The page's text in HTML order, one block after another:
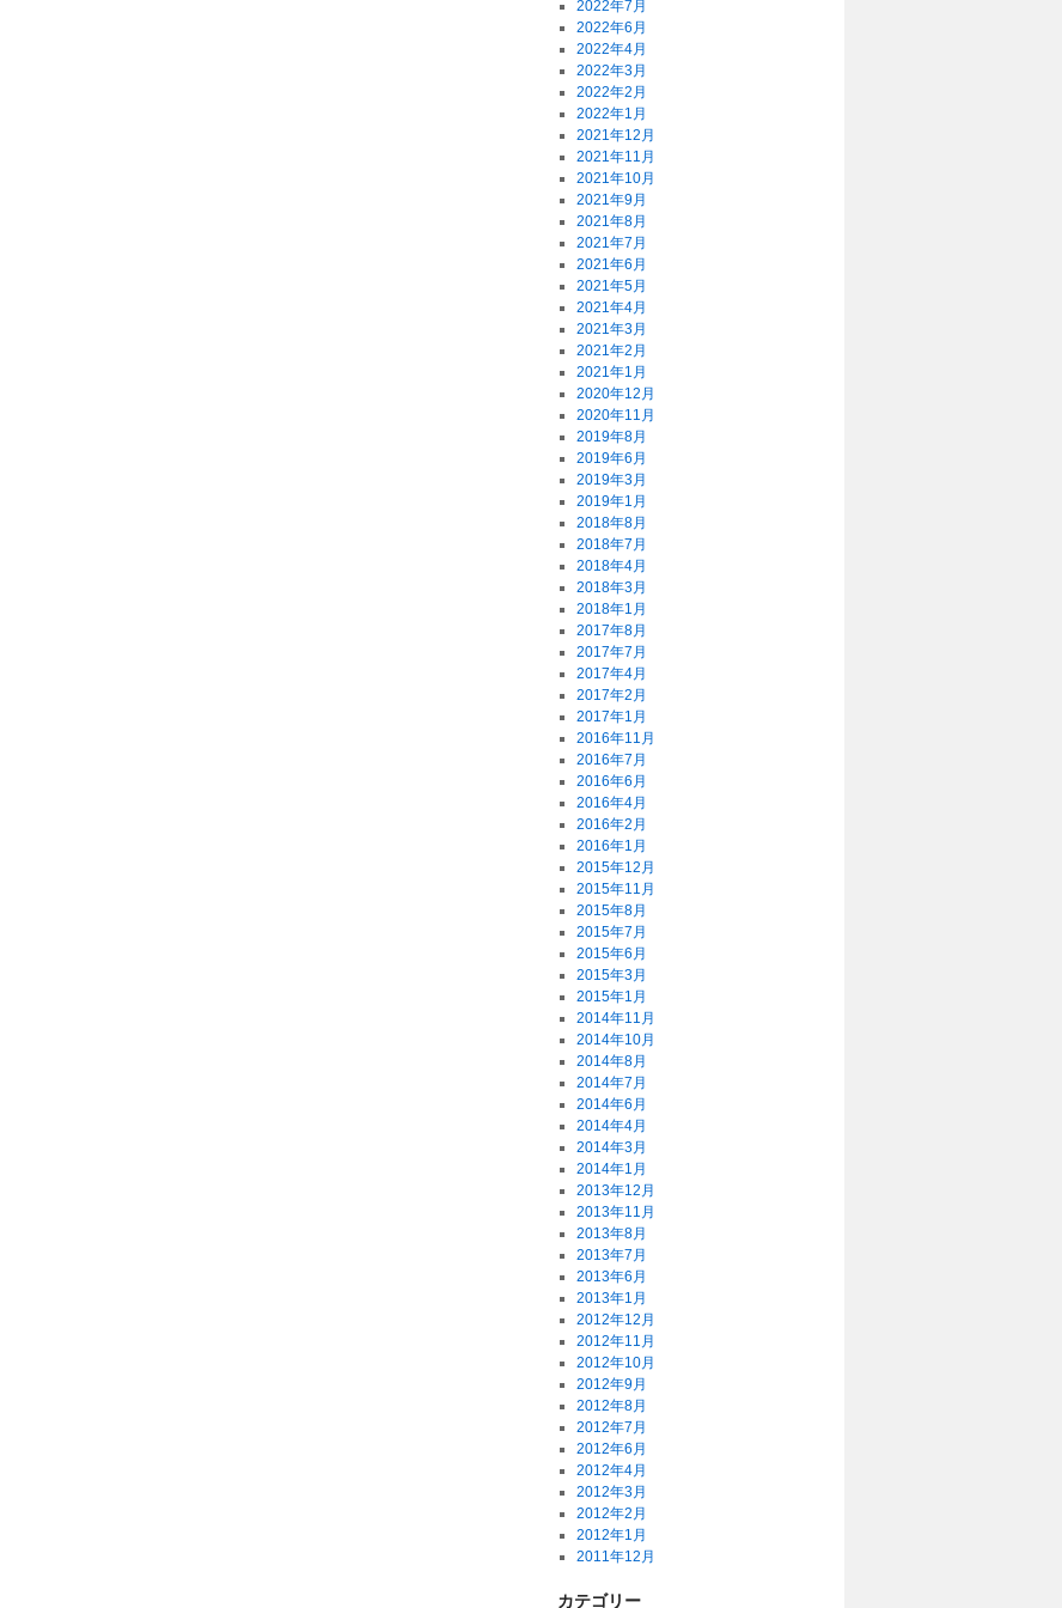
2022年7月
2022年6月
2022年4月
2022年3月
2022年2月
2022年1月
2021年12月
2021年11月
2021年10月
2021年9月
2021年8月
2021年7月
2021年6月
2021年5月
2021年4月
2021年3月
2021年2月
2021年1月
2020年12月
2020年11月
2019年8月
2019年6月
2019年3月
2019年1月
2018年8月
2018年7月
2018年4月
2018年3月
2018年1月
2017年8月
2017年7月
2017年4月
2017年2月
2017年1月
2016年11月
2016年7月
2016年6月
2016年4月
2016年2月
2016年1月
2015年12月
2015年11月
2015年8月
2015年7月
2015年6月
2015年3月
2015年1月
2014年11月
2014年10月
2014年8月
2014年7月
2014年6月
2014年4月
2014年3月
2014年1月
2013年12月
2013年11月
2013年8月
2013年7月
2013年6月
2013年1月
2012年12月
2012年11月
2012年10月
2012年9月
2012年8月
2012年7月
2012年6月
2012年4月
2012年3月
2012年2月
2012年1月
2011年12月
カテゴリー